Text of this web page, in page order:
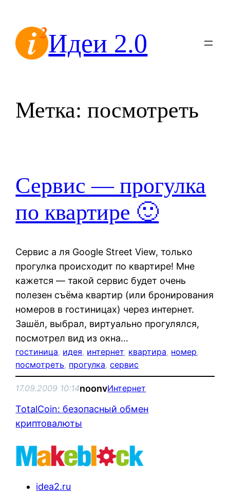
содержимомуИдеи 2.0
Метка:посмотреть
Сервис — прогулка
по квартире 🙂
Сервис а ля Google Street View, только
прогулка происходит по квартире! Мне
кажется — такой сервис будет очень
полезен съёма квартир (или бронирования
номеров в гостиницах) через интернет.
Зашёл, выбрал, виртуально прогулялся,
посмотрел вид из окна…
гостиница, идея, интернет, квартира, номер
посмотреть, прогулка, сервис
17.09.2009 10:14noonvИнтернет
TotalCoin: безопасный обмен
криптовалюты
idea2.ru